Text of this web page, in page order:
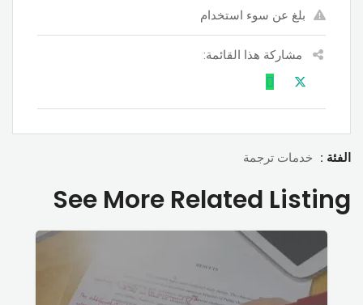
بلغ عن سوء استخدام
مشاركة هذا القائمة:
الفئة : خدمات ترجمة
See More Related Listing